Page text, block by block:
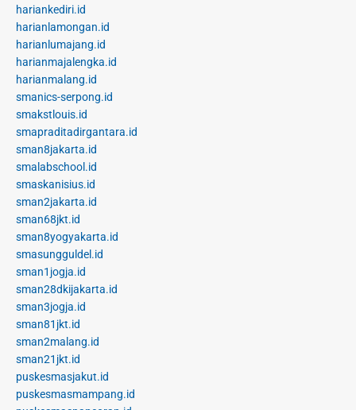
hariankediri.id
harianlamongan.id
harianlumajang.id
harianmajalengka.id
harianmalang.id
smanics-serpong.id
smakstlouis.id
smapraditadirgantara.id
sman8jakarta.id
smalabschool.id
smaskanisius.id
sman2jakarta.id
sman68jkt.id
sman8yogyakarta.id
smasungguldel.id
sman1jogja.id
sman28dkijakarta.id
sman3jogja.id
sman81jkt.id
sman2malang.id
sman21jkt.id
puskesmasjakut.id
puskesmasmampang.id